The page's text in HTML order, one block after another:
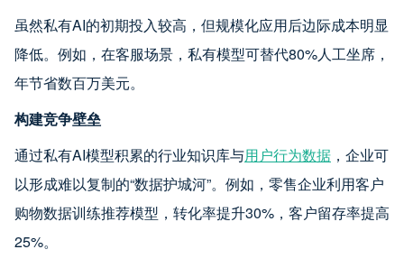
虽然私有AI的初期投入较高，但规模化应用后边际成本明显
降低。例如，在客服场景，私有模型可替代80%人工坐席，
年节省数百万美元。
构建竞争壁垒
通过私有AI模型积累的行业知识库与用户行为数据 ，企业可
以形成难以复制的“数据护城河”。例如，零售企业利用客户
购物数据训练推荐模型，转化率提升30%，客户留存率提高
25%。